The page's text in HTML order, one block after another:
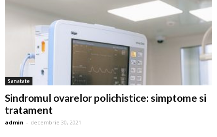
Sanatate
Sindromul ovarelor polichistice: simptome si
tratament
admin - decembrie 30, 2021